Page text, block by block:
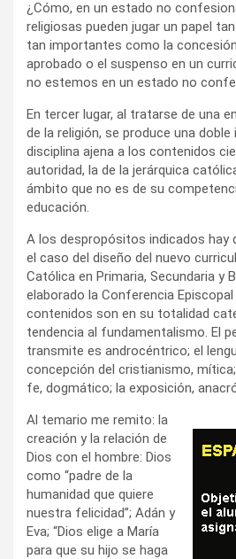
¿Cómo, en un estado no
religiosas pueden jugar un papel
tan importantes como la
aprobado o el suspenso en un
no estemos en un estado no
En tercer lugar, al tratarse de una
de la religión, se produce una doble
disciplina ajena a los contenidos
autoridad, la de la jerárquica
ámbito que no es de su
educación.
A los despropósitos indicados hay
el caso del diseño del nuevo
Católica en Primaria, Secundaria y
elaborado la Conferencia Episcopal
contenidos son en su totalidad
tendencia al fundamentalismo. El
transmite es androcéntrico; el
concepción del cristianismo,
fe, dogmático; la exposición,
Al temario me remito: la
creación y la relación de
Dios con el hombre: Dios
como “padre de la
humanidad que quiere
nuestra felicidad”; Adán y
Eva; “Dios elige a María
para que su hijo se haga